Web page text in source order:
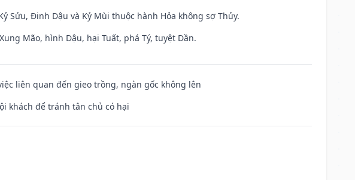
Sửu, Đinh Dậu và Kỷ Mùi thuộc hành Hỏa không sợ Thủy.
Mão, hình Dậu, hại Tuất, phá Tý, tuyệt Dần.
liên quan đến gieo trồng, ngàn gốc không lên
khách để tránh tân chủ có hại